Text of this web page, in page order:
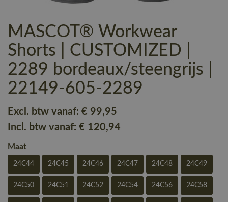
MASCOT® Workwear
Shorts | CUSTOMIZED |
2289 bordeaux/steengrijs |
22149-605-2289
Excl. btw vanaf: € 99,95
Incl. btw vanaf: € 120,94
Maat
24C44 24C45 24C46 24C47 24C48 24C49
24C50 24C51 24C52 24C54 24C56 24C58